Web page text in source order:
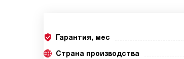
Гарантия, мес
Страна производства